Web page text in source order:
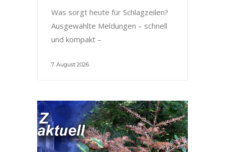
Was sorgt heute für Schlagzeilen?
Ausgewählte Meldungen – schnell
und kompakt –
7. August 2026